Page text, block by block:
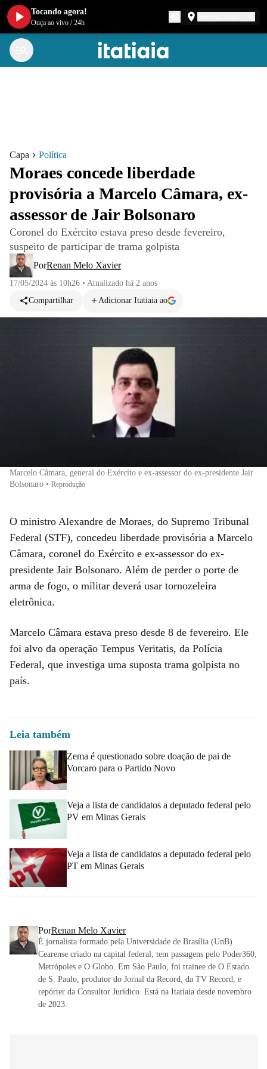
Capa Política
Moraes concede liberdade
provisória a Marcelo Câmara, ex-
assessor de Jair Bolsonaro
Coronel do Exército estava preso desde fevereiro,
suspeito de participar de trama golpista
PorRenan Melo Xavier
17/05/2024 às 10h26 • Atualizado há 2 anos
Compartilhar
Adicionar Itatiaia ao
Marcelo Câmara, general do Exército e ex-assessor do ex-presidente Jair
Bolsonaro • Reprodução
O ministro Alexandre de Moraes, do Supremo Tribunal
Federal (STF), concedeu liberdade provisória a Marcelo
Câmara, coronel do Exército e ex-assessor do ex-
presidente Jair Bolsonaro. Além de perder o porte de
arma de fogo, o militar deverá usar tornozeleira
eletrônica.
Marcelo Câmara estava preso desde 8 de fevereiro. Ele
foi alvo da operação Tempus Veritatis, da Polícia
Federal, que investiga uma suposta trama golpista no
país.
Leia também
Zema é questionado sobre doação de pai de
Vorcaro para o Partido Novo
Veja a lista de candidatos a deputado federal pelo
PV em Minas Gerais
Veja a lista de candidatos a deputado federal pelo
PT em Minas Gerais
PorRenan Melo Xavier
É jornalista formado pela Universidade de Brasília (UnB).
Cearense criado na capital federal, tem passagens pelo Poder360,
Metrópoles e O Globo. Em São Paulo, foi trainee de O Estado
de S. Paulo, produtor do Jornal da Record, da TV Record, e
repórter da Consultor Jurídico. Está na Itatiaia desde novembro
de 2023.
Tocando agora!
Ouça ao vivo /24h